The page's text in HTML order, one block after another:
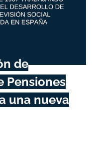
de
Pensiones
una nueva